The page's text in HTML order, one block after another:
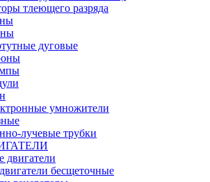
тлеющего разряда
дуговые
умножители
лучевые трубки
двигатели
бесщеточные